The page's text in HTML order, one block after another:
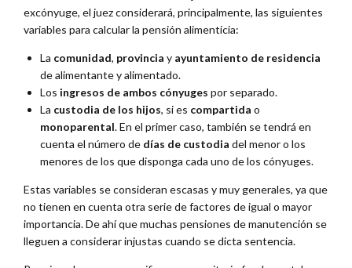
excónyuge, el juez considerará, principalmente, las siguientes
variables para calcular la pensión alimenticia:
La comunidad, provincia y ayuntamiento de residencia
de alimentante y alimentado.
Los ingresos de ambos cónyuges por separado.
La custodia de los hijos, si es compartida o
monoparental. En el primer caso, también se tendrá en
cuenta el número de días de custodia del menor o los
menores de los que disponga cada uno de los cónyuges.
Estas variables se consideran escasas y muy generales, ya que
no tienen en cuenta otra serie de factores de igual o mayor
importancia. De ahí que muchas pensiones de manutención se
lleguen a considerar injustas cuando se dicta sentencia.